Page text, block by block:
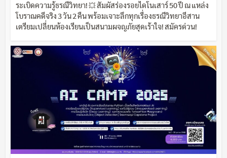
ระเบิดความรู้ธรณีวิทยา! 💥 สัมผัสร่องรอยไดโนเสาร์ 50 ปี ณ แหล่ง
โบราณคดีจริง 3 วัน 2 คืน พร้อมเจาะลึกทุกเรื่องธรณีวิทยาอีสาน
เตรียมเปลี่ยนห้องเรียนเป็นสนามผจญภัยสุดเร้าใจ! สมัครด่วน!